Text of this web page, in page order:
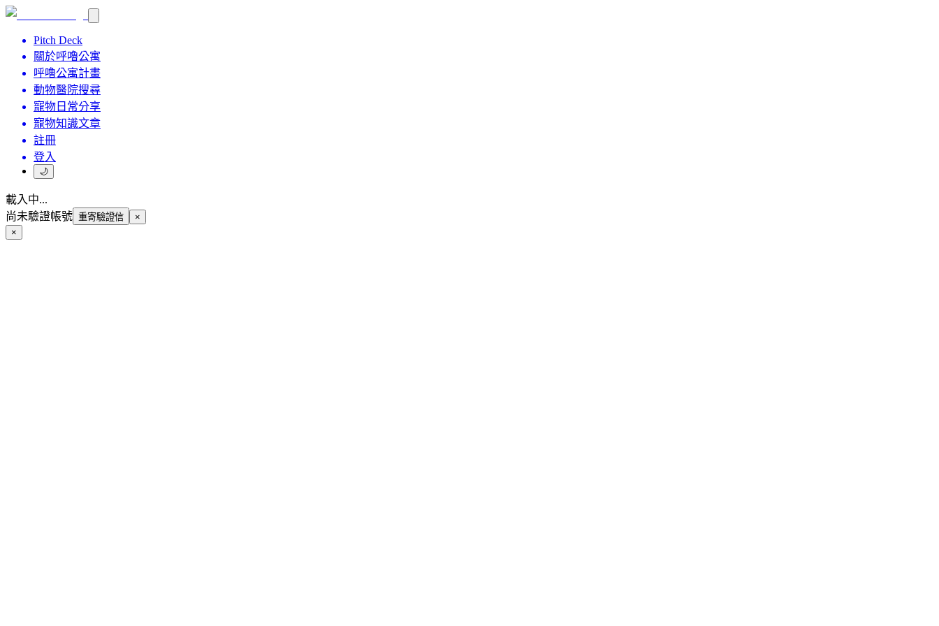
Pitch Deck
關於呼嚕公寓
呼嚕公寓計畫
動物醫院搜尋
寵物日常分享
寵物知識文章
註冊
登入
🌙
載入中...
尚未驗證帳號 重寄驗證信
×
×